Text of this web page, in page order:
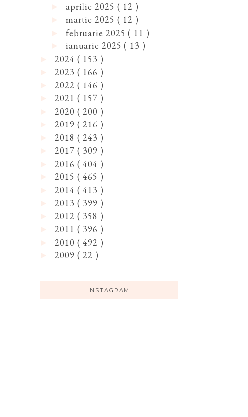
aprilie 2025 ( 12 )
martie 2025 ( 12 )
februarie 2025 ( 11 )
ianuarie 2025 ( 13 )
2024 ( 153 )
2023 ( 166 )
2022 ( 146 )
2021 ( 157 )
2020 ( 200 )
2019 ( 216 )
2018 ( 243 )
2017 ( 309 )
2016 ( 404 )
2015 ( 465 )
2014 ( 413 )
2013 ( 399 )
2012 ( 358 )
2011 ( 396 )
2010 ( 492 )
2009 ( 22 )
INSTAGRAM